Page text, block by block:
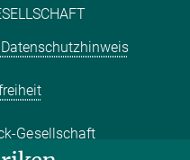
Datenschutzhinweis
Gesellschaft